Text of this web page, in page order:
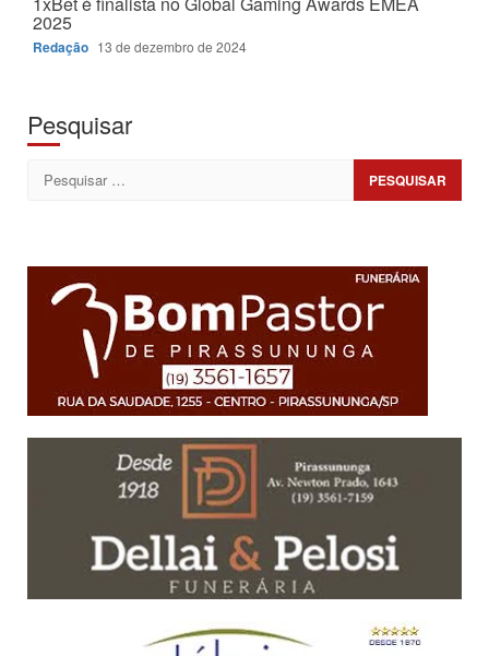
2025
Redação 13 de dezembro de 2024
Pesquisar
Pesquisar